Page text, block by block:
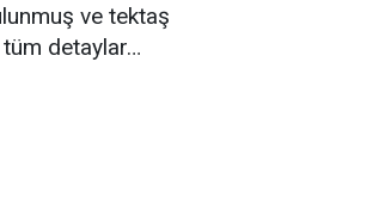
ve tektaş
tüm detaylar…